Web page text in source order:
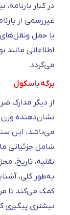
در کنار
غیررسمی از
یا حمل‌
اطلاعاتی
می‌گردد.
برگه باسکول
از دیگر مدارک
نشان‌دهنده وزن
می‌باشد. این
شامل جزئیاتی
نقلیه، تاریخ،
به‌طور کلی،
کمک می‌کند تا
بیشتری پیگیری